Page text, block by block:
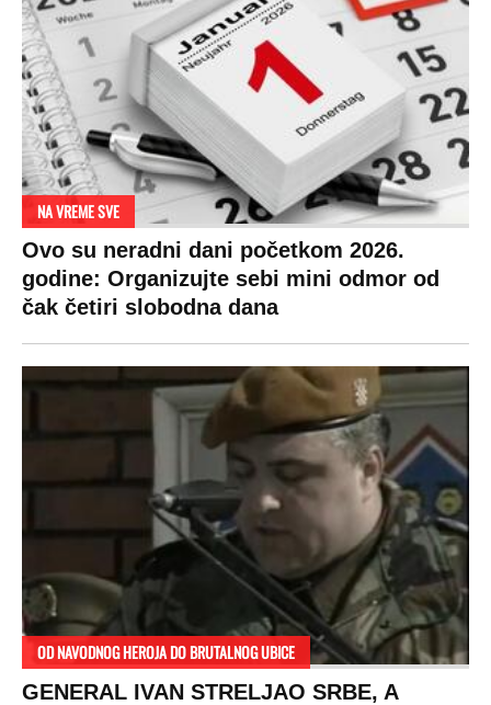
NA VREME SVE
Ovo su neradni dani početkom 2026.
godine: Organizujte sebi mini odmor od
čak četiri slobodna dana
OD NAVODNOG HEROJA DO BRUTALNOG UBICE
GENERAL IVAN STRELJAO SRBE, A